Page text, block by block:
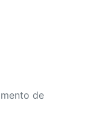
de